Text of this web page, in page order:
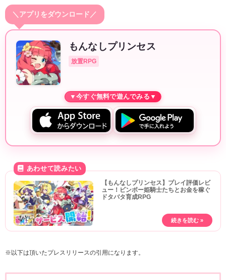
＼アプリをダウンロード／
もんなしプリンセス
放置RPG
【もんなしプリンセス】プレイ評価レビ
ュー！ビンボー姫騎士たちとお金を稼ぐ
ドタバタ育成RPG
※以下は頂いたプレスリリースの引用になります。